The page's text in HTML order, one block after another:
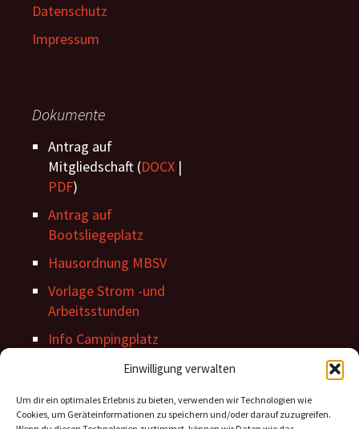
Einwilligung verwalten
Um dir ein optimales Erlebnis zu bieten, verwenden wir Technologien wie
Cookies, um Geräteinformationen zu speichern und/oder darauf zuzugreifen.
Datenschutz
Impressum
Dokumente
Antrag auf
Mitgliedschaft (DOCX |
PDF)
Antrag auf
Bootsliegeplatz
Hausordnung MBSV
Vorlage Strom -und
Arbeitsstunden
Info Campingplatz
Stegordnung